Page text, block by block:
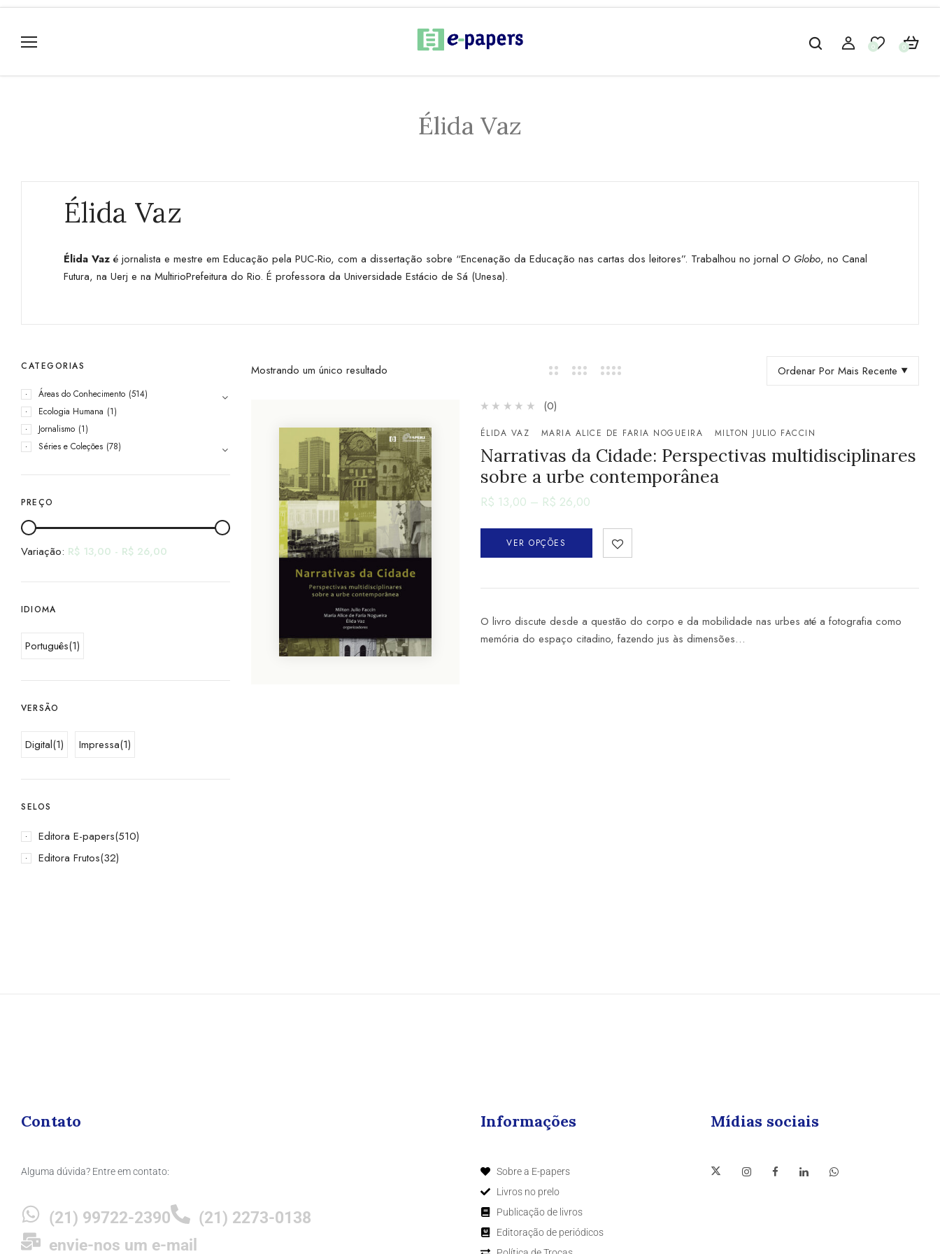
0 0
Élida Vaz
Élida Vaz
Élida Vaz é jornalista e mestre em Educação pela PUC-Rio, com a dissertação sobre “Encenação da Educação nas cartas dos leitores”. Trabalhou no jornal O Globo, no Canal
Futura, na Uerj e na MultirioPrefeitura do Rio. É professora da Universidade Estácio de Sá (Unesa).
CATEGORIAS
Áreas do Conhecimento (514)
Ecologia Humana (1)
Jornalismo (1)
Séries e Coleções (78)
PREÇO
Variação: R$ 13,00 - R$ 26,00
IDIOMA
Português(1)
VERSÃO
Digital(1) Impressa(1)
SELOS
Editora E-papers(510)
Editora Frutos(32)
Mostrando um único resultado Ordenar Por Mais Recente
(0)
ÉLIDA VAZ MARIA ALICE DE FARIA NOGUEIRA MILTON JULIO FACCIN
Narrativas da Cidade: Perspectivas multidisciplinares
sobre a urbe contemporânea
R$ 13,00 – R$ 26,00
VER OPÇÕES
O livro discute desde a questão do corpo e da mobilidade nas urbes até a fotografia como
memória do espaço citadino, fazendo jus às dimensões…
Contato
Alguma dúvida? Entre em contato:
(21) 99722-2390
(21) 2273-0138
envie-nos um e-mail
Informações
Sobre a E-papers
Livros no prelo
Publicação de livros
Editoração de periódicos
Mídias sociais